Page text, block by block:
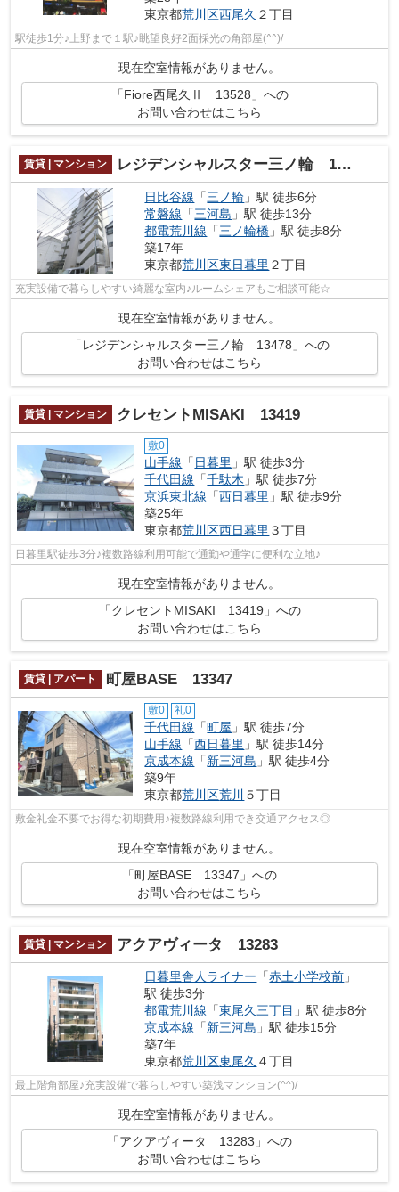
東京都荒川区西尾久 ２丁目
駅徒歩1分♪上野まで１駅♪眺望良好2面採光の角部屋(^^)/
現在空室情報がありません。
「Fiore西尾久Ⅱ 13528」への
お問い合わせはこちら
賃貸 | マンション レジデンシャルスター三ノ輪 13478
日比谷線 「三ノ輪 」駅 徒歩6分
常磐線 「三河島 」駅 徒歩13分
都電荒川線 「三ノ輪橋 」駅 徒歩8分
築17年
東京都荒川区東日暮里 ２丁目
充実設備で暮らしやすい綺麗な室内♪ルームシェアもご相談可能☆
現在空室情報がありません。
「レジデンシャルスター三ノ輪 13478」への
お問い合わせはこちら
賃貸 | マンション クレセントMISAKI 13419
敷0
山手線 「 日暮里 」駅 徒歩3分
千代田線 「千駄木 」駅 徒歩7分
京浜東北線 「西日暮里 」駅 徒歩9分
築25年
東京都荒川区西日暮里 ３丁目
日暮里駅徒歩3分♪複数路線利用可能で通勤や通学に便利な立地♪
現在空室情報がありません。
「クレセントMISAKI 13419」への
お問い合わせはこちら
賃貸 | アパート 町屋BASE 13347
敷0 礼0
千代田線 「町屋 」駅 徒歩7分
山手線 「西日暮里 」駅 徒歩14分
京成本線 「新三河島 」駅 徒歩4分
築9年
東京都荒川区荒川 ５丁目
敷金礼金不要でお得な初期費用♪複数路線利用でき交通アクセス◎
現在空室情報がありません。
「町屋BASE 13347」への
お問い合わせはこちら
賃貸 | マンション アクアヴィータ 13283
日暮里舎人ライナー 「赤土小学校前 」
駅 徒歩3分
都電荒川線 「東尾久三丁目 」駅 徒歩8分
京成本線 「新三河島 」駅 徒歩15分
築7年
東京都荒川区東尾久 ４丁目
最上階角部屋♪充実設備で暮らしやすい築浅マンション(^^)/
現在空室情報がありません。
「アクアヴィータ 13283」への
お問い合わせはこちら